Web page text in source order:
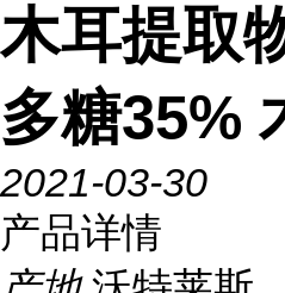
木耳提取
多糖35%
2021-03-30
产品详情